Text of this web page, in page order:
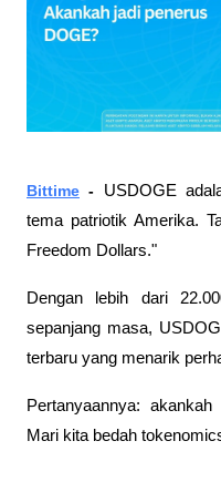
Bittime - USDOGE
tema patriotik Amerika.
Freedom Dollars."
Dengan lebih dari
sepanjang masa,
terbaru yang menarik
Pertanyaannya:
Mari kita bedah